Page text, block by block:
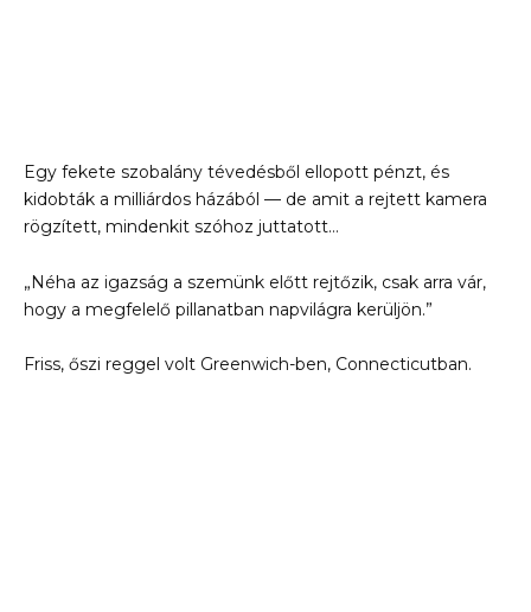
Egy fekete szobalány tévedésből ellopott pénzt, és
kidobták a milliárdos házából — de amit a rejtett kamera
rögzített, mindenkit szóhoz juttatott…
„Néha az igazság a szemünk előtt rejtőzik, csak arra vár,
hogy a megfelelő pillanatban napvilágra kerüljön.”
Friss, őszi reggel volt Greenwich-ben, Connecticutban.